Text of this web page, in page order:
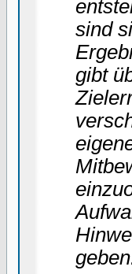
sind
gibt